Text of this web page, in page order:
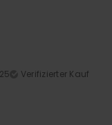
Verifizierter Kauf